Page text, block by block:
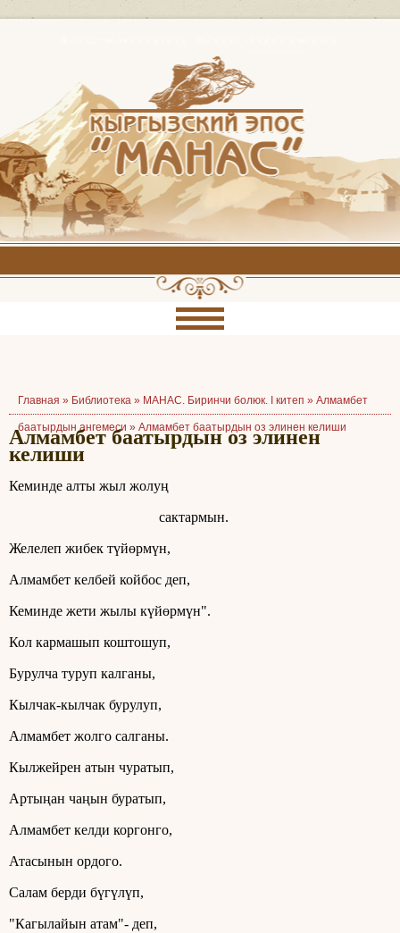
Главная » Библиотека » МАНАС. Биринчи болюк. I китеп » Алмамбет
баатырдын ангемеси » Алмамбет баатырдын оз элинен келиши
Алмамбет баатырдын оз элинен
келиши
Кеминде алты жыл жолуң
сактармын.
Желелеп жибек түйөрмүн,
Алмамбет келбей койбос деп,
Кеминде жети жылы күйөрмүн".
Кол кармашып коштошуп,
Бурулча туруп калганы,
Кылчак-кылчак бурулуп,
Алмамбет жолго салганы.
Кылжейрен атын чуратып,
Артыңан чаңын буратып,
Алмамбет келди коргонго,
Атасынын ордого.
Салам берди бүгүлүп,
"Кагылайын атам"- деп,